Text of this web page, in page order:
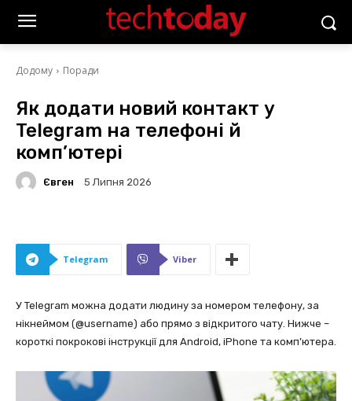
Додому Поради
Як додати новий контакт у
Telegram на телефоні й
комп’ютері
Євген 5 Липня 2026
Telegram Viber
У Telegram можна додати людину за номером телефону, за
нікнеймом (@username) або прямо з відкритого чату. Нижче –
короткі покрокові інструкції для Android, iPhone та комп’ютера.